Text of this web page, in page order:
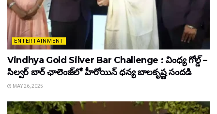
ENTERTAINMENT
Vindhya Gold Silver Bar Challenge : వింధ్య గోల్డ్ –
సిల్వర్ బార్ ఛాలెంజ్‌లో హీరోయిన్ ధ‌న్య బాల‌కృష్ణ‌ సందడి
MAY 26, 2025